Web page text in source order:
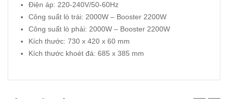
Điện áp: 220-240V/50-60Hz
Công suất lò trái: 2000W – Booster 2200W
Công suất lò phải: 2000W – Booster 2200W
Kích thước: 730 x 420 x 60 mm
Kích thước khoét đá: 685 x 385 mm